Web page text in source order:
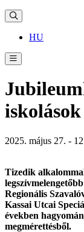
HU
2025. május 27. -
Tizedik
Regionális
Kassai Utcai
években
megmérettésből.